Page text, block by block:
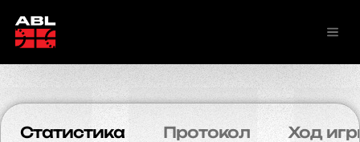
Статистика Протокол Ход